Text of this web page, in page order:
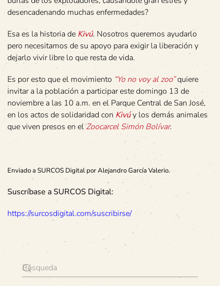
desencadenando muchas enfermedades?
Esa es la historia de Kivú. Nosotros queremos ayudarlo
pero necesitamos de su apoyo para exigir la liberación y
dejarlo vivir libre lo que resta de vida.
Es por esto que el movimiento “Yo no voy al zoo”quiere
invitar a la población a participar este domingo 13 de
noviembre a las 10 a.m. en el Parque Central de San José,
en los actos de solidaridad con Kivúy los demás animales
que viven presos en elZoocarcel Simón Bolívar.
Enviado a SURCOS Digital por Alejandro García Valerio.
Suscríbase a SURCOS Digital:
https://surcosdigital.com/suscribirse/